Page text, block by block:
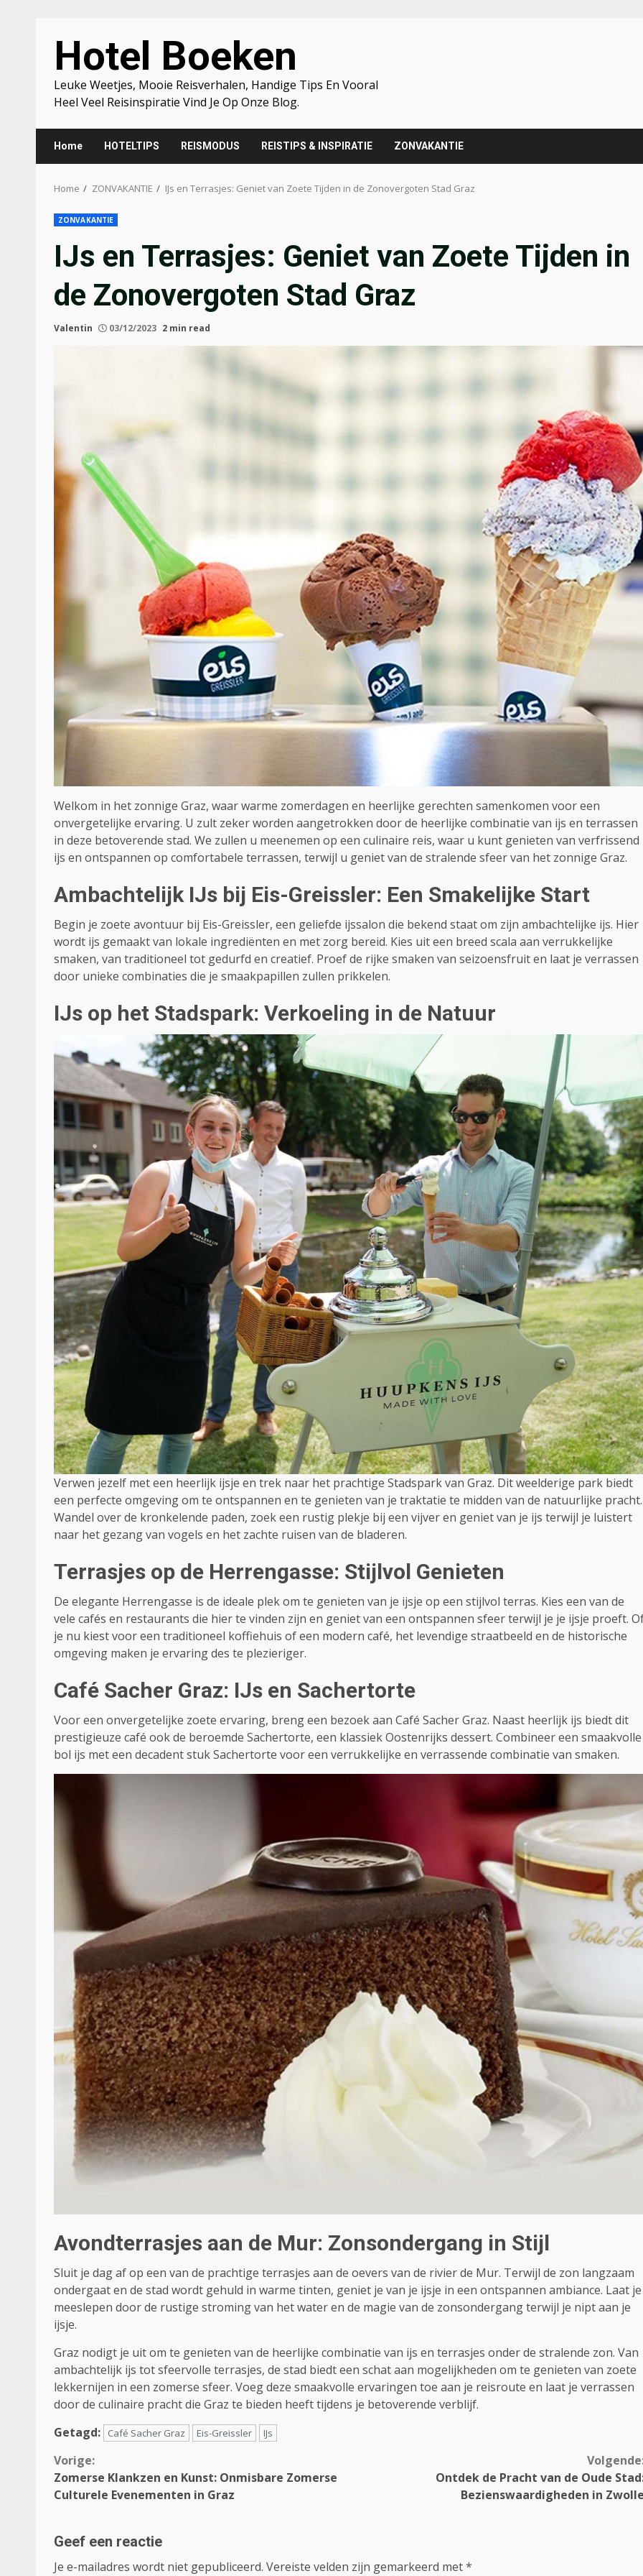
content
Hotel Boeken
Leuke Weetjes, Mooie Reisverhalen, Handige Tips En Vooral
Heel Veel Reisinspiratie Vind Je Op Onze Blog.
Home HOTELTIPS REISMODUS REISTIPS & INSPIRATIE ZONVAKANTIE
Home ZONVAKANTIE IJs en Terrasjes: Geniet van Zoete Tijden in de Zonovergoten Stad Graz
ZONVAKANTIE
IJs en Terrasjes: Geniet van Zoete Tijden in
de Zonovergoten Stad Graz
Valentin 03/12/2023 2 min read
Welkom in het zonnige Graz, waar warme zomerdagen en heerlijke gerechten samenkomen voor een
onvergetelijke ervaring. U zult zeker worden aangetrokken door de heerlijke combinatie van ijs en terrassen
in deze betoverende stad. We zullen u meenemen op een culinaire reis, waar u kunt genieten van verfrissend
ijs en ontspannen op comfortabele terrassen, terwijl u geniet van de stralende sfeer van het zonnige Graz.
Ambachtelijk IJs bij Eis-Greissler: Een Smakelijke Start
Begin je zoete avontuur bij Eis-Greissler, een geliefde ijssalon die bekend staat om zijn ambachtelijke ijs. Hier
wordt ijs gemaakt van lokale ingrediënten en met zorg bereid. Kies uit een breed scala aan verrukkelijke
smaken, van traditioneel tot gedurfd en creatief. Proef de rijke smaken van seizoensfruit en laat je verrassen
door unieke combinaties die je smaakpapillen zullen prikkelen.
IJs op het Stadspark: Verkoeling in de Natuur
Verwen jezelf met een heerlijk ijsje en trek naar het prachtige Stadspark van Graz. Dit weelderige park biedt
een perfecte omgeving om te ontspannen en te genieten van je traktatie te midden van de natuurlijke pracht.
Wandel over de kronkelende paden, zoek een rustig plekje bij een vijver en geniet van je ijs terwijl je luistert
naar het gezang van vogels en het zachte ruisen van de bladeren.
Terrasjes op de Herrengasse: Stijlvol Genieten
De elegante Herrengasse is de ideale plek om te genieten van je ijsje op een stijlvol terras. Kies een van de
vele cafés en restaurants die hier te vinden zijn en geniet van een ontspannen sfeer terwijl je je ijsje proeft.
je nu kiest voor een traditioneel koffiehuis of een modern café, het levendige straatbeeld en de historische
omgeving maken je ervaring des te plezieriger.
Café Sacher Graz: IJs en Sachertorte
Voor een onvergetelijke zoete ervaring, breng een bezoek aan Café Sacher Graz. Naast heerlijk ijs biedt dit
prestigieuze café ook de beroemde Sachertorte, een klassiek Oostenrijks dessert. Combineer een smaakvolle
bol ijs met een decadent stuk Sachertorte voor een verrukkelijke en verrassende combinatie van smaken.
Avondterrasjes aan de Mur: Zonsondergang in Stijl
Sluit je dag af op een van de prachtige terrasjes aan de oevers van de rivier de Mur. Terwijl de zon langzaam
ondergaat en de stad wordt gehuld in warme tinten, geniet je van je ijsje in een ontspannen ambiance. Laat je
meeslepen door de rustige stroming van het water en de magie van de zonsondergang terwijl je nipt aan je
ijsje.
Graz nodigt je uit om te genieten van de heerlijke combinatie van ijs en terrasjes onder de stralende zon. Van
ambachtelijk ijs tot sfeervolle terrasjes, de stad biedt een schat aan mogelijkheden om te genieten van zoete
lekkernijen in een zomerse sfeer. Voeg deze smaakvolle ervaringen toe aan je reisroute en laat je verrassen
door de culinaire pracht die Graz te bieden heeft tijdens je betoverende verblijf.
Getagd:
Café Sacher Graz Eis-Greissler IJs
Continue
Reading
Vorige:
Zomerse Klankzen en Kunst: Onmisbare Zomerse
Culturele Evenementen in Graz
Ontdek de Pracht van de Oude
Bezienswaardigheden in
Geef een reactie
Je e-mailadres wordt niet gepubliceerd. Vereiste velden zijn gemarkeerd met*